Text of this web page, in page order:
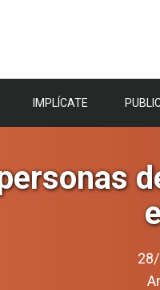
IMPLÍCATE